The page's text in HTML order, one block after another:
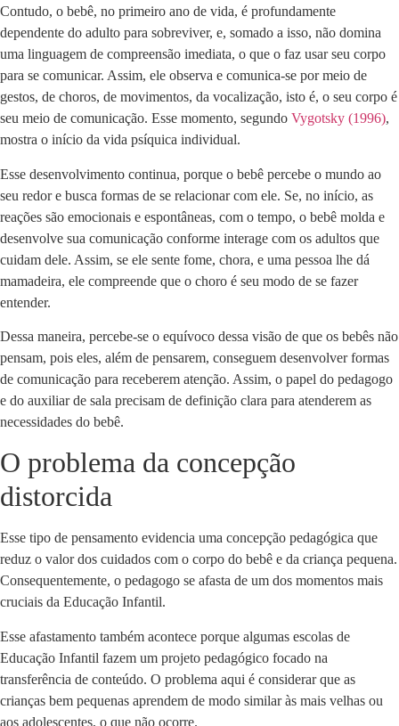
Contudo, o bebê, no primeiro ano de vida, é profundamente
dependente do adulto para sobreviver, e, somado a isso, não domina
uma linguagem de compreensão imediata, o que o faz usar seu corpo
para se comunicar. Assim, ele observa e comunica-se por meio de
gestos, de choros, de movimentos, da vocalização, isto é, o seu corpo é
seu meio de comunicação. Esse momento, segundo Vygotsky (1996),
mostra o início da vida psíquica individual.
Esse desenvolvimento continua, porque o bebê percebe o mundo ao
seu redor e busca formas de se relacionar com ele. Se, no início, as
reações são emocionais e espontâneas, com o tempo, o bebê molda e
desenvolve sua comunicação conforme interage com os adultos que
cuidam dele. Assim, se ele sente fome, chora, e uma pessoa lhe dá
mamadeira, ele compreende que o choro é seu modo de se fazer
entender.
Dessa maneira, percebe-se o equívoco dessa visão de que os bebês não
pensam, pois eles, além de pensarem, conseguem desenvolver formas
de comunicação para receberem atenção. Assim, o papel do pedagogo
e do auxiliar de sala precisam de definição clara para atenderem as
necessidades do bebê.
O problema da concepção
distorcida
Esse tipo de pensamento evidencia uma concepção pedagógica que
reduz o valor dos cuidados com o corpo do bebê e da criança pequena.
Consequentemente, o pedagogo se afasta de um dos momentos mais
cruciais da Educação Infantil.
Esse afastamento também acontece porque algumas escolas de
Educação Infantil fazem um projeto pedagógico focado na
transferência de conteúdo. O problema aqui é considerar que as
crianças bem pequenas aprendem de modo similar às mais velhas ou
aos adolescentes, o que não ocorre.